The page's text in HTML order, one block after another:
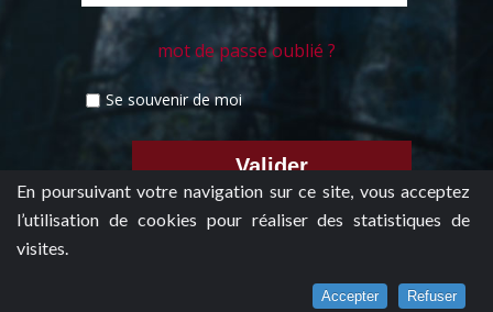
En poursuivant votre navigation sur ce site, vous acceptez
l’utilisation de cookies pour réaliser des statistiques de
visites.
Accepter Refuser
mot de passe oublié ?
Se souvenir de moi